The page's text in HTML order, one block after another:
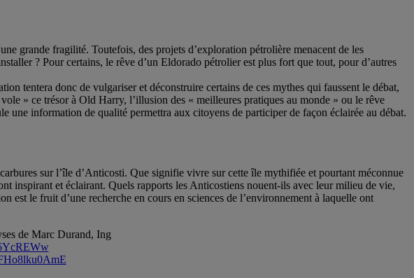
grande fragilité. Toutefois, des projets d’exploration pétrolière menacent de les
? Pour certains, le rêve d’un Eldorado pétrolier est plus fort que tout, pour d’autres
tentera donc de vulgariser et déconstruire certains de ces mythes qui faussent le débat,
» ce trésor à Old Harry, l’illusion des « meilleures pratiques au monde » ou le rêve
une information de qualité permettra aux citoyens de participer de façon éclairée au débat.
sur l’île d’Anticosti. Que signifie vivre sur cette île mythifiée et pourtant méconnue
inspirant et éclairant. Quels rapports les Anticostiens nouent-ils avec leur milieu de vie,
est le fruit d’une recherche en cours en sciences de l’environnement à laquelle ont
de Marc Durand, Ing